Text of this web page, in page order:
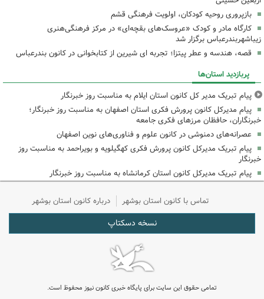
بازپروری روحیه کودکان، اولویت فرهنگی قشم
کارگاه مادر و کودک «عروسک‌های بقچه‌ای» در مرکز فرهنگی‌هنری
زیباشهربندرعباس برگزار شد
قصه، هندسه و عطر پیتزا؛ تجربه ای شیرین از کتابخوانی در کانون بندرعباس
پربازدید استان‌ها
پیام تبریک مدیر کل کانون استان ایلام به مناسبت روز خبرنگار
پیام مدیرکل کانون پرورش فکری استان اصفهان به مناسبت روز خبرنگار؛
خبرنگاران، حافظان مرزهای فکری جامعه
عصرانه‌های دمنوشی در کانون علوم و فناوری‌های نوین اصفهان
پیام تبریک مدیرکل کانون پرورش فکری کهگیلویه و بویراحمد به مناسبت روز
خبرنگار
پیام تبریک مدیرکل کانون استان کرمانشاه به مناسبت روز خبرنگار
تماس با کانون استان بوشهر درباره کانون استان بوشهر
نسخه دسکتاپ
تمامی حقوق این سایت برای پایگاه خبری کانون نیوز محفوظ است.